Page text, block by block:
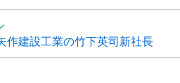
作建設工業の竹下英司新社長